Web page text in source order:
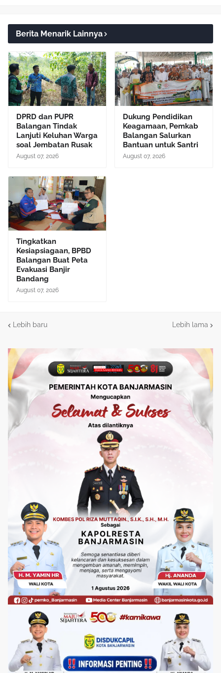
Berita Menarik Lainnya
DPRD dan PUPR
Balangan Tindak
Lanjuti Keluhan Warga
soal Jembatan Rusak
August 07, 2026
Dukung Pendidikan
Keagamaan, Pemkab
Balangan Salurkan
Bantuan untuk Santri
August 07, 2026
Tingkatkan
Kesiapsiagaan, BPBD
Balangan Buat Peta
Evakuasi Banjir
Bandang
August 07, 2026
Lebih baru Lebih lama